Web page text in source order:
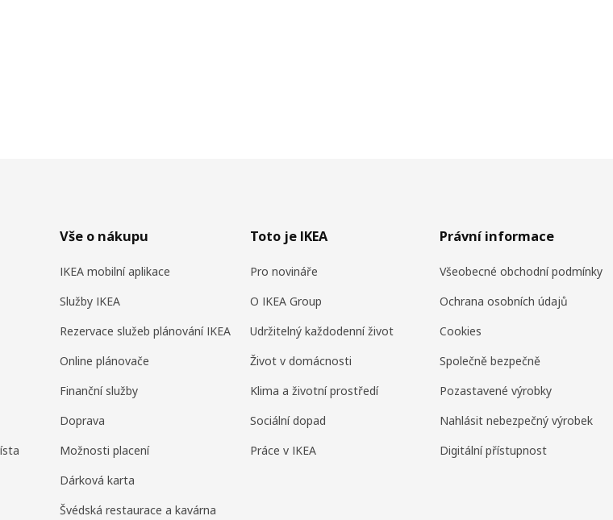
Vše o nákupu
IKEA mobilní aplikace
Služby IKEA
Rezervace služeb plánování IKEA
Online plánovače
Finanční služby
Doprava
Možnosti placení
Dárková karta
Švédská restaurace a kavárna
Toto je IKEA
Pro novináře
O IKEA Group
Udržitelný každodenní život
Život v domácnosti
Klima a životní prostředí
Sociální dopad
Práce v IKEA
Právní informace
Všeobecné obchodní podmínky
Ochrana osobních údajů
Cookies
Společně bezpečně
Pozastavené výrobky
Nahlásit nebezpečný výrobek
Digitální přístupnost